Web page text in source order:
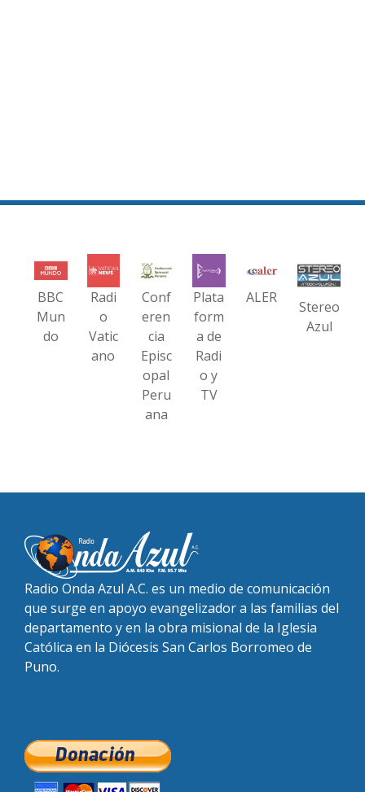
BBC
Mun
do
Radi
o
Vatic
ano
Conf
eren
cia
Episc
opal
Peru
ana
Plata
form
a de
Radi
o y
TV
ALER
Stereo
Azul
Radio Onda Azul A.C. es un medio de comunicación
que surge en apoyo evangelizador a las familias del
departamento y en la obra misional de la Iglesia
Católica en la Diócesis San Carlos Borromeo de
Puno.